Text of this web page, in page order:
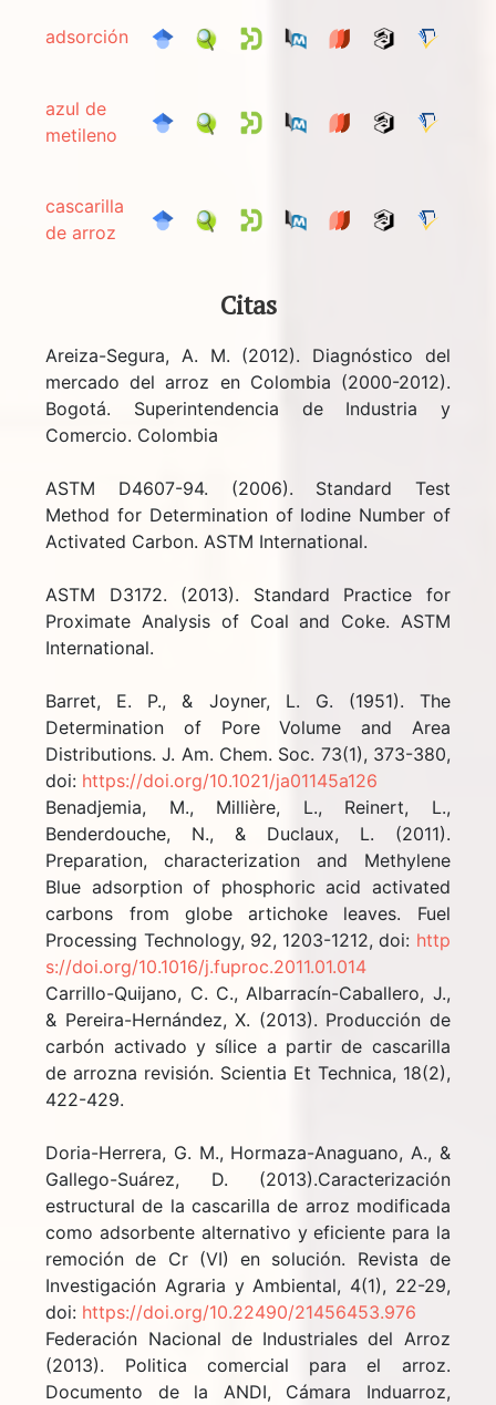
adsorción
azul de
metileno
cascarilla
de arroz
Citas
Areiza-Segura, A. M. (2012). Diagnóstico del
mercado del arroz en Colombia (2000-2012).
Bogotá. Superintendencia de Industria y
Comercio. Colombia
ASTM D4607-94. (2006). Standard Test
Method for Determination of Iodine Number of
Activated Carbon. ASTM International.
ASTM D3172. (2013). Standard Practice for
Proximate Analysis of Coal and Coke. ASTM
International.
Barret, E. P., & Joyner, L. G. (1951). The
Determination of Pore Volume and Area
Distributions. J. Am. Chem. Soc. 73(1), 373-380,
doi: https://doi.org/10.1021/ja01145a126
Benadjemia, M., Millière, L., Reinert, L.,
Benderdouche, N., & Duclaux, L. (2011).
Preparation, characterization and Methylene
Blue adsorption of phosphoric acid activated
carbons from globe artichoke leaves. Fuel
Processing Technology, 92, 1203-1212, doi: http
s://doi.org/10.1016/j.fuproc.2011.01.014
Carrillo-Quijano, C. C., Albarracín-Caballero, J.,
& Pereira-Hernández, X. (2013). Producción de
carbón activado y sílice a partir de cascarilla
de arrozna revisión. Scientia Et Technica, 18(2),
422-429.
Doria-Herrera, G. M., Hormaza-Anaguano, A., &
Gallego-Suárez, D. (2013).Caracterización
estructural de la cascarilla de arroz modificada
como adsorbente alternativo y eficiente para la
remoción de Cr (VI) en solución. Revista de
Investigación Agraria y Ambiental, 4(1), 22-29,
doi: https://doi.org/10.22490/21456453.976
Federación Nacional de Industriales del Arroz
(2013). Politica comercial para el arroz.
Documento de la ANDI, Cámara Induarroz,